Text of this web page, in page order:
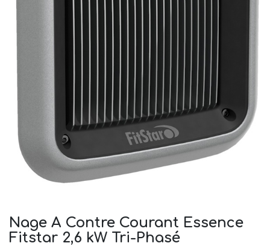
Nage A Contre Courant Essence
Fitstar 2,6 kW Tri-Phasé